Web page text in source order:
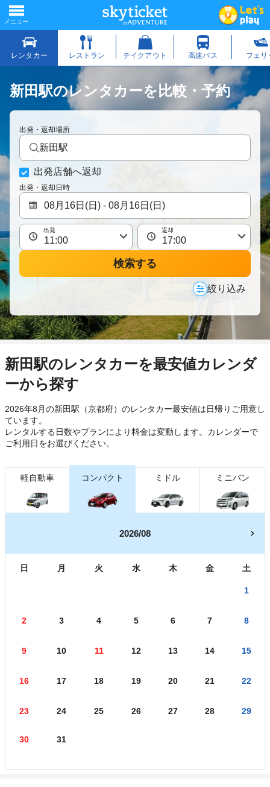
新田駅のレンタカーを比較・予約
出発・返却場所
新田駅
出発店舗へ返却
出発・返却日時
出発 返却
検索する
絞り込み
新田駅のレンタカーを最安値カレンダ
ーから探す
2026年8月の新田駅（京都府）のレンタカー最安値は日帰り ご用意し
ています。
レンタルする日数やプランにより料金は変動します。カレンダーで
ご利用日をお選びください。
軽自動車 コンパクト ミドル ミニバン
2026/08
日 月 火 水 木 金 土
1
2 3 4 5 6 7 8
9 10 11 12 13 14 15
16 17 18 19 20 21 22
23 24 25 26 27 28 29
30 31